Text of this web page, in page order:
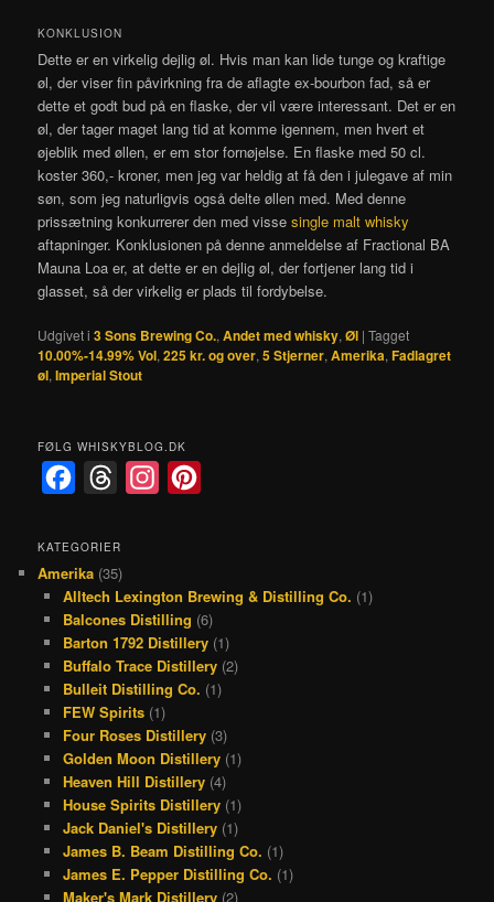
KONKLUSION
Dette er en virkelig dejlig øl. Hvis man kan lide tunge og kraftige
øl, der viser fin påvirkning fra de aflagte ex-bourbon fad, så er
dette et godt bud på en flaske, der vil være interessant. Det er en
øl, der tager maget lang tid at komme igennem, men hvert et
øjeblik med øllen, er em stor fornøjelse. En flaske med 50 cl.
koster 360,- kroner, men jeg var heldig at få den i julegave af min
søn, som jeg naturligvis også delte øllen med. Med denne
prissætning konkurrerer den med vissesingle malt whisky
aftapninger. Konklusionen på denne anmeldelse af Fractional BA
Mauna Loa er, at dette er en dejlig øl, der fortjener lang tid i
glasset, så der virkelig er plads til fordybelse.
Udgivet i 3 Sons Brewing Co.,Andet med whisky,Øl |Tagget
10.00%-14.99% Vol,225 kr. og over,5 Stjerner,Amerika,Fadlagret
øl,Imperial Stout
FØLG WHISKYBLOG.DK
c
e
b
o
o
k
r
e
a
d
s
a
g
r
a
m
e
r
e
t
KATEGORIER
Amerika (35)
Alltech Lexington Brewing & Distilling Co. (1)
Balcones Distilling (6)
Barton 1792 Distillery(1)
Buffalo Trace Distillery(2)
Bulleit Distilling Co. (1)
FEW Spirits(1)
Four Roses Distillery(3)
Golden Moon Distillery(1)
Heaven Hill Distillery(4)
House Spirits Distillery(1)
Jack Daniel's Distillery(1)
James B. Beam Distilling Co. (1)
James E. Pepper Distilling Co. (1)
Maker's Mark Distillery(2)